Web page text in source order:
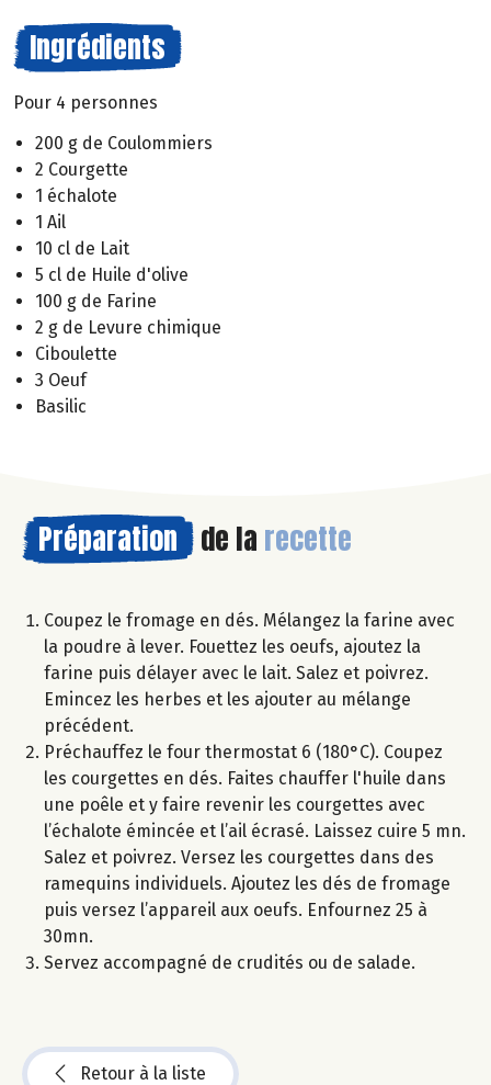
Ingrédients
Pour 4 personnes
200 g de Coulommiers
2 Courgette
1 échalote
1 Ail
10 cl de Lait
5 cl de Huile d'olive
100 g de Farine
2 g de Levure chimique
Ciboulette
3 Oeuf
Basilic
Préparation de la recette
Coupez le fromage en dés. Mélangez la farine avec
la poudre à lever. Fouettez les oeufs, ajoutez la
farine puis délayer avec le lait. Salez et poivrez.
Emincez les herbes et les ajouter au mélange
précédent.
Préchauffez le four thermostat 6 (180°C). Coupez
les courgettes en dés. Faites chauffer l'huile dans
une poêle et y faire revenir les courgettes avec
l’échalote émincée et l’ail écrasé. Laissez cuire 5 mn.
Salez et poivrez. Versez les courgettes dans des
ramequins individuels. Ajoutez les dés de fromage
puis versez l’appareil aux oeufs. Enfournez 25 à
30mn.
Servez accompagné de crudités ou de salade.
Retour à la liste